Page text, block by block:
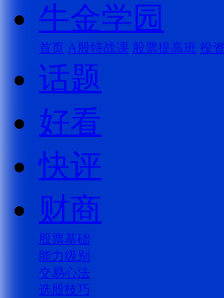
牛金学园
首页 A股特战课 股票提高班 投
话题
好看
快评
财商
股票基础
能力级别
交易心法
选股技巧